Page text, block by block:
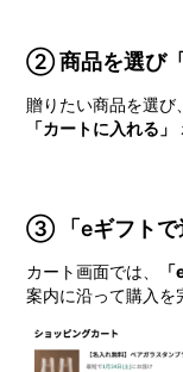
② 商品を選び「
贈りたい商品を選び、
「カートに入れる」
③ 「eギフトで
カート画面では、
案内に沿って購入を